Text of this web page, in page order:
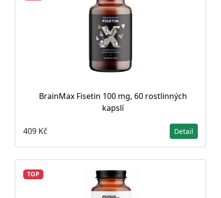
BrainMax Fisetin 100 mg, 60 rostlinných
kapslí
409 Kč Detail
TOP